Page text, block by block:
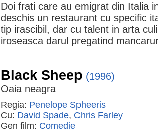
Doi frati care au emigrat din Italia
deschis un restaurant cu specific
tip irascibil, dar cu talent in arta
iroseasca darul pregatind
Black Sheep (1996)
Oaia neagra
Regia: Penelope Spheeris
Cu: David Spade, Chris Farley
Gen film: Comedie